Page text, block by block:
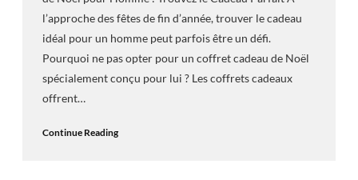
l’approche des fêtes de fin d’année, trouver le cadeau
idéal pour un homme peut parfois être un défi.
Pourquoi ne pas opter pour un coffret cadeau de Noël
spécialement conçu pour lui ? Les coffrets cadeaux
offrent…
Continue Reading